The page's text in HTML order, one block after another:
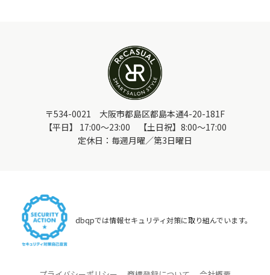
〒534-0021 大阪市都島区都島本通4-20-181F
【平日】 17:00～23:00 【土日祝】8:00～17:00
定休日：毎週月曜／第3日曜日
dbqpでは情報セキュリティ対策に取り組んでいます。